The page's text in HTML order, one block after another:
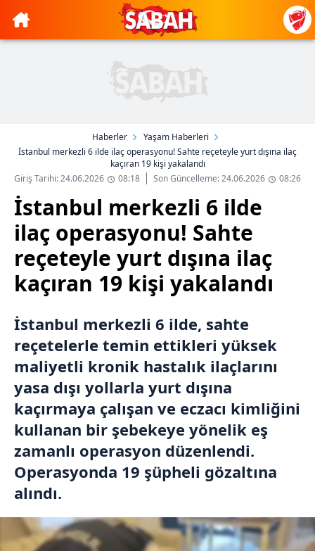
Haberler
Yaşam Haberleri
İstanbul merkezli 6 ilde ilaç operasyonu! Sahte reçeteyle yurt dışına ilaç
kaçıran 19 kişi yakalandı
Giriş Tarihi: 24.06.2026
08:18 Son Güncelleme: 24.06.2026 08:26
İstanbul merkezli 6 ilde
ilaç operasyonu! Sahte
reçeteyle yurt dışına ilaç
kaçıran 19 kişi yakalandı
İstanbul merkezli 6 ilde, sahte
reçetelerle temin ettikleri yüksek
maliyetli kronik hastalık ilaçlarını
yasa dışı yollarla yurt dışına
kaçırmaya çalışan ve eczacı kimliğini
kullanan bir şebekeye yönelik eş
zamanlı operasyon düzenlendi.
Operasyonda 19 şüpheli gözaltına
alındı.